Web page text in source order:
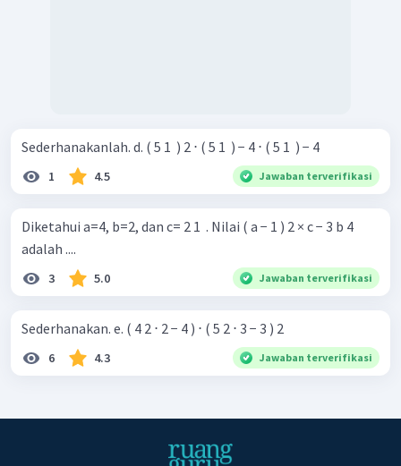
Sederhanakanlah. d. ( 5 1 ​ ) 2 ⋅ ( 5 1 ​ ) − 4 ⋅ ( 5 1 ​ ) − 4
1 4.5 Jawaban terverifikasi
Diketahui a=4, b=2, dan c= 2 1 ​ . Nilai ( a − 1 ) 2 × c − 3 b 4 ​
adalah ....
3 5.0 Jawaban terverifikasi
Sederhanakan. e. ( 4 2 ⋅ 2 − 4 ) ⋅ ( 5 2 ⋅ 3 − 3 ) 2
6 4.3 Jawaban terverifikasi